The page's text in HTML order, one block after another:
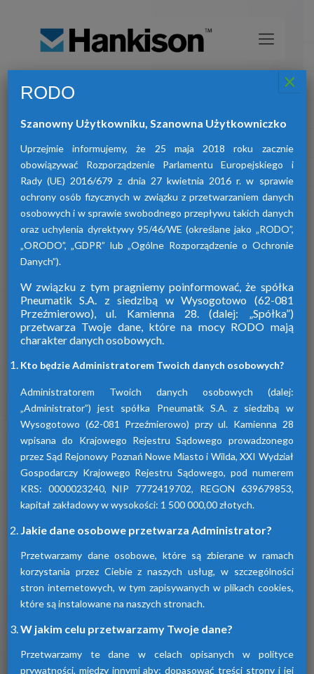
HANKISON
Firma Pneumatik pojawiła się na rynku
sprężonego powietrza, dostarczając
urządzeń.
Dowiedz się więcej
RODO
Szanowny Użytkowniku, Szanowna Użytkowniczko
Uprzejmie informujemy, że 25 maja 2018 roku zacznie
obowiązywać Rozporządzenie Parlamentu Europejskiego i
Rady (UE) 2016/679 z dnia 27 kwietnia 2016 r. w sprawie
ochrony osób fizycznych w związku z przetwarzaniem danych
osobowych i w sprawie swobodnego przepływu takich danych
oraz uchylenia dyrektywy 95/46/WE (określane jako „RODO”,
„ORODO”, „GDPR” lub „Ogólne Rozporządzenie o Ochronie
Danych”).
W związku z tym pragniemy poinformować, że spółka
Pneumatik S.A. z siedzibą w Wysogotowo (62-081
Przeźmierowo), ul. Kamienna 28. (dalej: „Spółka”)
przetwarza Twoje dane, które na mocy RODO mają
charakter danych osobowych.
Kto będzie Administratorem Twoich danych osobowych?
Administratorem Twoich danych osobowych (dalej:
„Administrator”) jest spółka Pneumatik S.A. z siedzibą w
Wysogotowo (62-081 Przeźmierowo) przy ul. Kamienna 28
wpisana do Krajowego Rejestru Sądowego prowadzonego
przez Sąd Rejonowy Poznań Nowe Miasto i Wilda, XXI Wydział
Gospodarczy Krajowego Rejestru Sądowego, pod numerem
KRS: 0000023240, NIP 7772419702, REGON 639679853,
kapitał zakładowy w wysokości: 1 500 000,00 złotych.
Jakie dane osobowe przetwarza Administrator?
Przetwarzamy dane osobowe, które są zbierane w ramach
korzystania przez Ciebie z naszych usług, w szczególności
stron internetowych, w tym zapisywanych w plikach cookies,
które są instalowane na naszych stronach.
W jakim celu przetwarzamy Twoje dane?
Przetwarzamy te dane w celach opisanych w polityce
prywatności, między innymi aby: dopasować treści strony i jej
×